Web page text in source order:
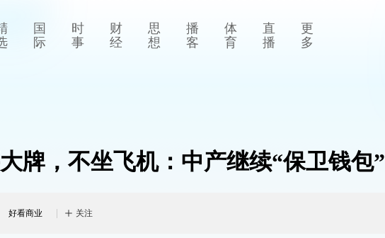
国
际
时
事
财
经
思
想
播
客
体
育
直
播
更
多
牌，不坐飞机：中产继续“保卫钱包”
好看商业 关注